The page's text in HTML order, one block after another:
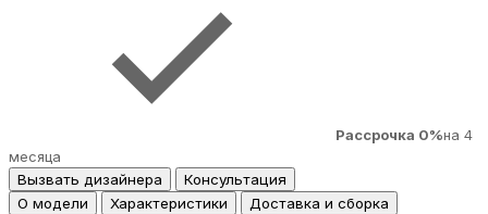
Рассрочка 0%на 4
месяца
Вызвать дизайнера
Консультация
О модели
Характеристики
Доставка и сборка